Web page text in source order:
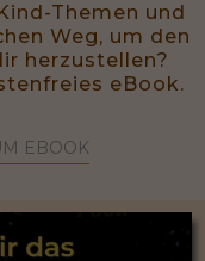
Themen und
Weg, um den
herzustellen?
eBook.
EBOOK